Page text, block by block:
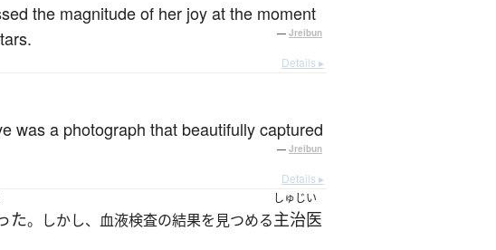
the magnitude of her joy at the moment
— Jreibun
Details ▸
was a photograph that beautifully captured
— Jreibun
Details ▸
た。しかし、血液検査の結果を見つめる
しゅじい
主治医